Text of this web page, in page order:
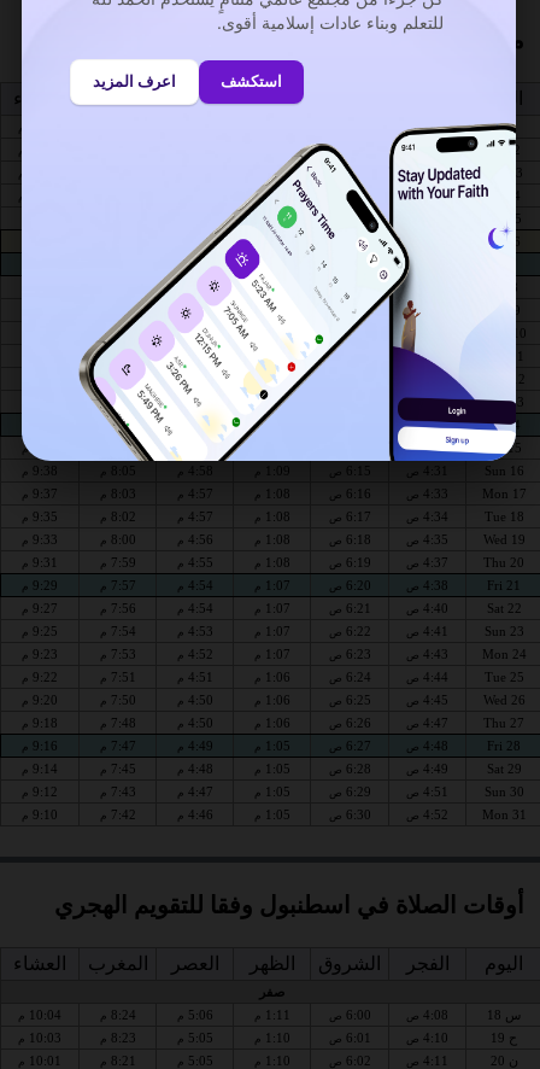
للتعلم وبناء عادات إسلامية أقوى.
استكشف اعرف المزيد
مواعيد الصلاه اسطنبول لهذا الشهر :
الظهر العصر العشاء
Sat 1
4:08 ص م
Sun 2
4:10 ص ص م
Mon 3
4:11 ص 6:02 ص 1:10 م
Tue 4
4:13 ص 6:03
1:10 م م
Wed 5
6:04
1:10 م
Thu 6
6:05 ص 1:10
5:04
ص 6:06 م 5:03 م
Sat 8 ص 1:10 م 5:03
Sun 9 ص 6:08 ص 1:10
5:02 م 8:14
Mon 10 ص 6:09 ص 1:10
5:02 م 8:13 م
Tue 11
4:24 ص ص 1:09 م 5:01
8:11 م
4:25
1:09 م م 8:10 م
Thu 13
4:27
1:09 م 5:00
8:09 م
Fri 14
4:28 ص 1:09 م 4:59
8:07 م
Sat 15
4:30 ص 8:06 م
Sun 16
6:15
4:58
8:05
9:38 م
Mon 17
4:33 ص 6:16 ص 1:08 م 4:57 م 8:03 م 9:37 م
Tue 18
4:34 ص 6:17 ص 1:08 م 4:57 م 8:02 م 9:35 م
Wed 19
4:35 ص 6:18 ص 1:08 م 4:56 م 8:00 م 9:33 م
Thu 20
4:37 ص 6:19 ص 1:08 م 4:55 م 7:59 م 9:31 م
Fri 21
4:38 ص 6:20 ص 1:07 م 4:54 م 7:57 م 9:29 م
Sat 22
4:40 ص 6:21 ص 1:07 م 4:54 م 7:56 م 9:27 م
Sun 23
4:41 ص 6:22 ص 1:07 م 4:53 م 7:54 م 9:25 م
Mon 24
4:43 ص 6:23 ص 1:07 م 4:52 م 7:53 م 9:23 م
Tue 25
4:44 ص 6:24 ص 1:06 م 4:51 م 7:51 م 9:22 م
Wed 26
4:45 ص 6:25 ص 1:06 م 4:50 م 7:50 م 9:20 م
Thu 27
4:47 ص 6:26 ص 1:06 م 4:50 م 7:48 م 9:18 م
Fri 28
4:48 ص 6:27 ص 1:05 م 4:49 م 7:47 م 9:16 م
Sat 29
4:49 ص 6:28 ص 1:05 م 4:48 م 7:45 م 9:14 م
Sun 30
4:51 ص 6:29 ص 1:05 م 4:47 م 7:43 م 9:12 م
Mon 31
4:52 ص 6:30 ص 1:05 م 4:46 م 7:42 م 9:10 م
أوقات الصلاة في اسطنبول وفقا للتقويم الهجري
اليوم الفجر الشروق الظهر العصر المغرب العشاء
صفر
س 18
4:08 ص 6:00 ص 1:11 م 5:06 م 8:24 م 10:04 م
ح 19 4:10 ص 6:01 ص 1:10 م 5:05 م 8:23 م 10:03 م
ن 20 4:11 ص 6:02 ص 1:10 م 5:05 م 8:21 م 10:01 م